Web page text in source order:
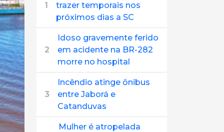
1
trazer temporais nos
próximos dias a SC
2
Idoso gravemente ferido
em acidente na BR-282
morre no hospital
3
Incêndio atinge ônibus
entre Jaborá e
Catanduvas
Mulher é atropelada